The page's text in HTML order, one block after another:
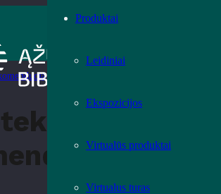
Produktai
Leidiniai
Ekspozicijos
Virtualūs produktai
Virtualus turas